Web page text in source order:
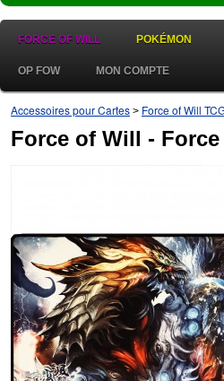
FORCE OF WILL POKÉMON
OP FOW MON COMPTE
Accessoires pour Cartes > Force of Will
Force of Will -